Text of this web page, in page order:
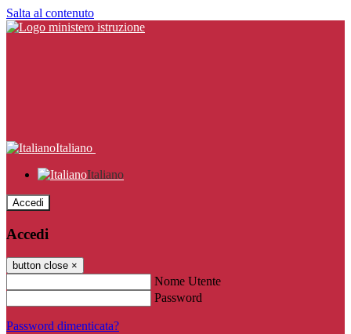
Salta al contenuto
Italiano
Italiano
Accedi
Accedi
button close ×
Nome Utente
Password
Password dimenticata?